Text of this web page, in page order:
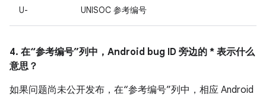
U- UNISOC 参考编号
4. 在“参考编号”列中，Android bug ID 旁边的 * 表示什么
意思？
如果问题尚未公开发布，在“参考编号”列中，相应 Android